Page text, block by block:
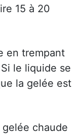
15 à 20
en trempant
le liquide se
la gelée est
chaude